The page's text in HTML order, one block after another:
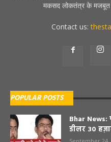
मकसद लोकतंत्र के मजबूत
Contact us:
POPULAR POSTS
Bhar
डीलर 30